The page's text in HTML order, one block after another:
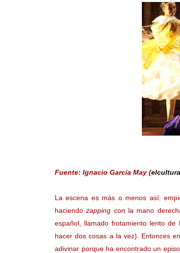
Fuente: Ignacio García May (
La escena es más o menos así:
haciendozapping con la mano
español, llamado frotamiento lento
hacer dos cosas a la vez). Entonces
adivinar porque ha encontrado un